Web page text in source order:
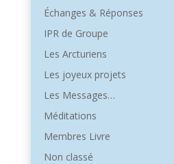
Échanges & Réponses
IPR de Groupe
Les Arcturiens
Les joyeux projets
Les Messages…
Méditations
Membres Livre
Non classé